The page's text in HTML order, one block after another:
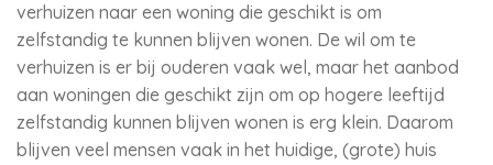
verhuizen naar een woning die geschikt is om
zelfstandig te kunnen blijven wonen. De wil om te
verhuizen is er bij ouderen vaak wel, maar het aanbod
aan woningen die geschikt zijn om op hogere leeftijd
zelfstandig kunnen blijven wonen is erg klein. Daarom
blijven veel mensen vaak in het huidige, (grote) huis